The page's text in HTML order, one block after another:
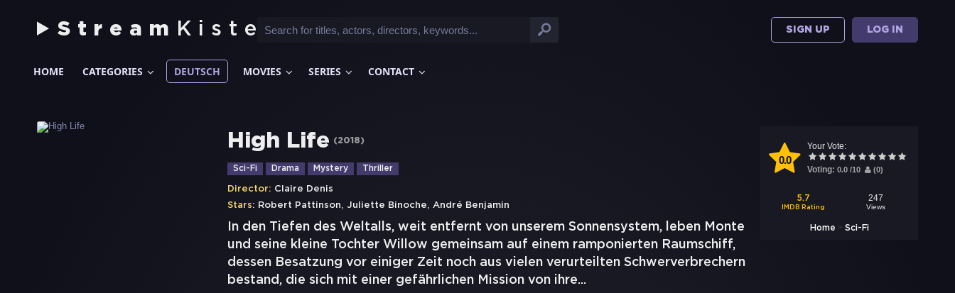
Stream Kiste SIGN UP LOG IN
HOME CATEGORIES DEUTSCH MOVIES SERIES CONTACT
0.0
Your Vote:
Voting: 0.0 /10 (0)
5.7
IMDB Rating
247
Views
Home > Sci-Fi
High Life (2018)
Sci-Fi Drama Mystery Thriller
Director: Claire Denis
Stars: Robert Pattinson, Juliette Binoche, André Benjamin
In den Tiefen des Weltalls, weit entfernt von unserem Sonnensystem, leben Monte
und seine kleine Tochter Willow gemeinsam auf einem ramponierten Raumschiff,
dessen Besatzung vor einiger Zeit noch aus vielen verurteilten Schwerverbrechern
bestand, die sich mit einer gefährlichen Mission von ihre...